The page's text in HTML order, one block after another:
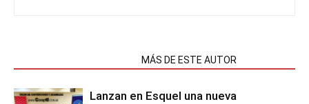
MÁS DE ESTE AUTOR
Lanzan en Esquel una nueva